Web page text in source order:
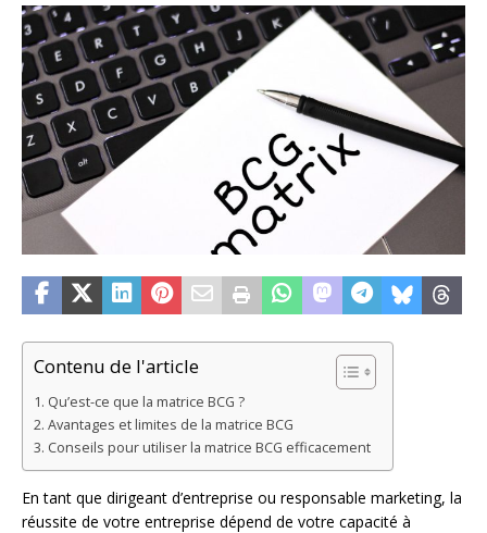
Contenu de l'article
Qu’est-ce que la matrice BCG ?
Avantages et limites de la matrice BCG
Conseils pour utiliser la matrice BCG efficacement
En tant que dirigeant d’entreprise ou responsable marketing, la
réussite de votre entreprise dépend de votre capacité à